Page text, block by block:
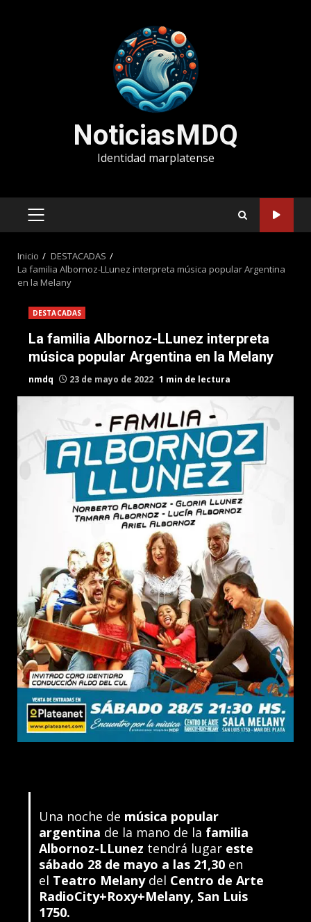
NoticiasMDQ
Identidad marplatense
MENÚ
Inicio
DESTACADAS
La familia Albornoz-LLunez interpreta música popular Argentina
en la Melany
DESTACADAS
La familia Albornoz-LLunez interpreta
música popular Argentina en la Melany
nmdq 23 de mayo de 2022 1 min de lectura
Una noche de música popular
argentina de la mano de la familia
Albornoz-LLunez tendrá lugar este
sábado 28 de mayo a las 21,30en
el Teatro Melanydel Centro de Arte
RadioCity+Roxy+Melany, San Luis
1750.